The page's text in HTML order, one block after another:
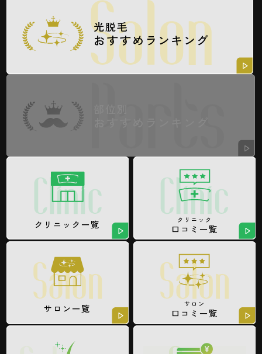
光脱毛
おすすめランキング
クリニック一覧 クリニック
口コミ一覧
サロン一覧 サロン
口コミ一覧